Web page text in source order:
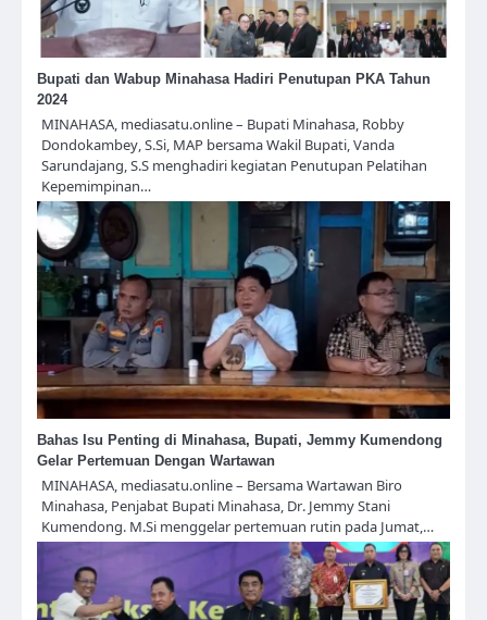
Bupati dan Wabup Minahasa Hadiri Penutupan PKA Tahun
2024
MINAHASA, mediasatu.online – Bupati Minahasa, Robby
Dondokambey, S.Si, MAP bersama Wakil Bupati, Vanda
Sarundajang, S.S menghadiri kegiatan Penutupan Pelatihan
Kepemimpinan…
Bahas Isu Penting di Minahasa, Bupati, Jemmy Kumendong
Gelar Pertemuan Dengan Wartawan
MINAHASA, mediasatu.online – Bersama Wartawan Biro
Minahasa, Penjabat Bupati Minahasa, Dr. Jemmy Stani
Kumendong. M.Si menggelar pertemuan rutin pada Jumat,…